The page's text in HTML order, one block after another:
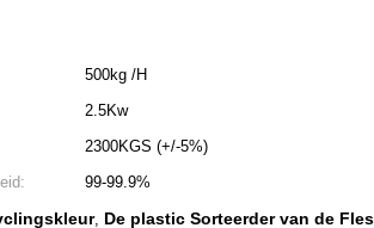
500kg /H
2.5Kw
2300KGS (+/-5%)
99-99.9%
, De plastic Sorteerder van de